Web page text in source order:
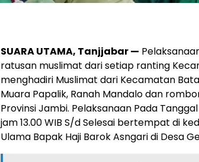
SUARA UTAMA, Tanjjabar —
ratusan muslimat dari setiap ranting
menghadiri Muslimat dari Kecamatan
Muara Papalik, Ranah Mandalo dan
Provinsi Jambi. Pelaksanaan Pada
jam 13.00 WIB S/d Selesai bertempat di
Ulama Bapak Haji Barok Asngari di Desa